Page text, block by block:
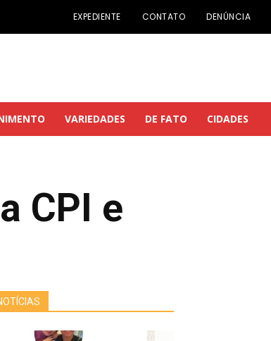
EXPEDIENTE CONTATO DENÚNCIA
VARIEDADES DE FATO CIDADES
CPI e